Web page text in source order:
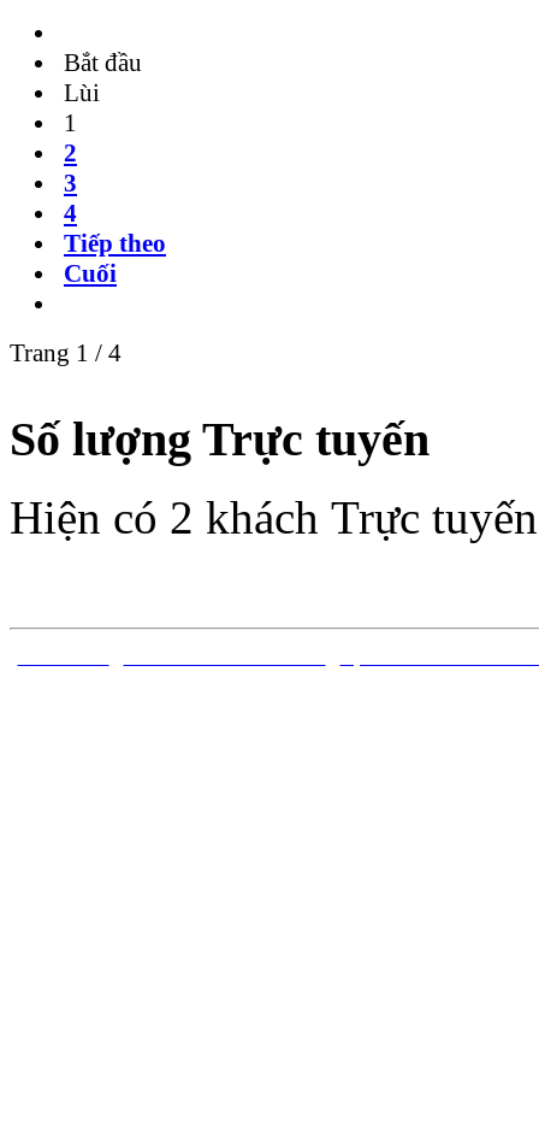
Bắt đầu
Lùi
1
2
3
4
Tiếp theo
Cuối
Trang 1 / 4
Số lượng Trực tuyến
Hiện có 2 khách Trực tuyến